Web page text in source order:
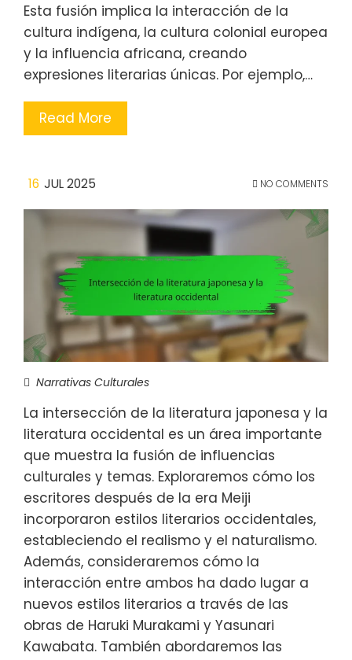
Esta fusión implica la interacción de la
cultura indígena, la cultura colonial europea
y la influencia africana, creando
expresiones literarias únicas. Por ejemplo,…
Read More
16 JUL 2025 NO COMMENTS
Narrativas Culturales
La intersección de la literatura japonesa y la
literatura occidental es un área importante
que muestra la fusión de influencias
culturales y temas. Exploraremos cómo los
escritores después de la era Meiji
incorporaron estilos literarios occidentales,
estableciendo el realismo y el naturalismo.
Además, consideraremos cómo la
interacción entre ambos ha dado lugar a
nuevos estilos literarios a través de las
obras de Haruki Murakami y Yasunari
Kawabata. También abordaremos las